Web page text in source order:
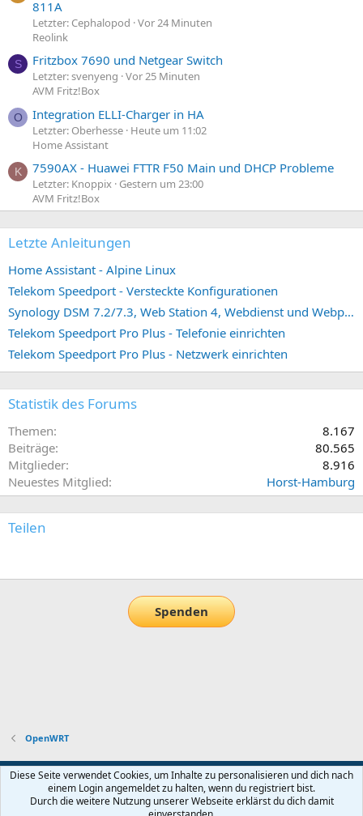
811A
Letzter: Cephalopod Vor 24 Minuten
Reolink
S Fritzbox 7690 und Netgear Switch
Letzter: svenyeng Vor 25 Minuten
AVM Fritz!Box
O Integration ELLI-Charger in HA
Letzter: Oberhesse Heute um 11:02
Home Assistant
K 7590AX - Huawei FTTR F50 Main und DHCP Probleme
Letzter: Knoppix Gestern um 23:00
AVM Fritz!Box
Letzte Anleitungen
Home Assistant - Alpine Linux
Telekom Speedport - Versteckte Konfigurationen
Synology DSM 7.2/7.3, Web Station 4, Webdienst und Webportal erstellen (ehemals vHost)
Telekom Speedport Pro Plus - Telefonie einrichten
Telekom Speedport Pro Plus - Netzwerk einrichten
Statistik des Forums
Themen
8.167
Beiträge
80.565
Mitglieder
8.916
Neuestes Mitglied
Horst-Hamburg
Teilen
Spenden
OpenWRT
Default-Theme
Nutzungsbedingungen
Datenschutz Hilfe und Impressum Start
Diese Seite verwendet Cookies, um Inhalte zu personalisieren und dich nach
einem Login angemeldet zu halten, wenn du registriert bist.
Durch die weitere Nutzung unserer Webseite erklärst du dich damit